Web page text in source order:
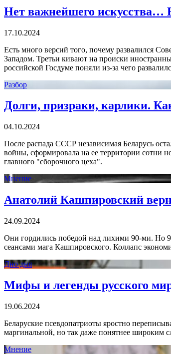
Нет важнейшего искусства…
17.10.2024
Есть много версий того, почему развалился
Западом. Третьи кивают на происки
российской Госдуме поняли из-за чего
Разбор
Долги, призраки, карлики.
04.10.2024
После распада СССР независимая Беларусь
войны, сформировала на ее территории сотни
главного "сборочного цеха".
Мнение
Анатолий Кашпировский
24.09.2024
Они гордились победой над лихими 90-ми. Но
сеансами мага Кашпировского. Коллапс
Дно дня
Мифы и легенды русского
19.06.2024
Беларуские псевдопатриоты яростно
маргинальной, но так даже понятнее широким
Мнение